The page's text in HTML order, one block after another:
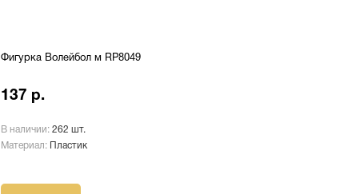
Фигурка Волейбол м RP8049
137 р.
В наличии: 262 шт.
Материал:
Пластик